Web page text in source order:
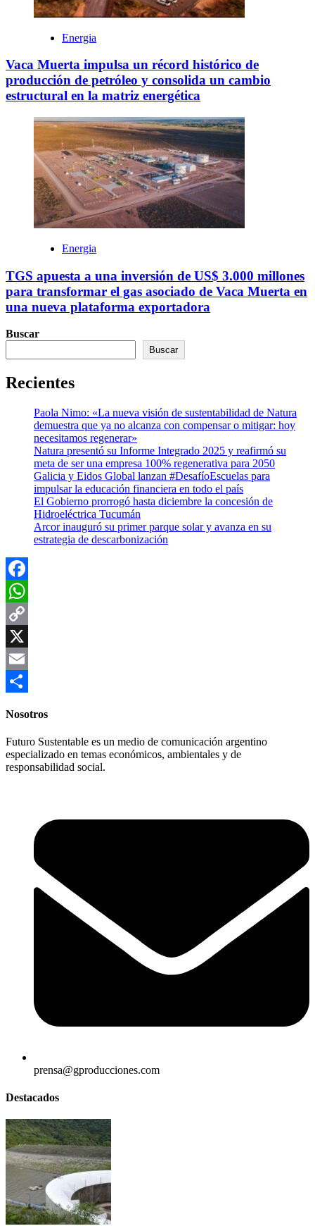
Energia
Vaca Muerta impulsa un récord histórico de
producción de petróleo y consolida un cambio
estructural en la matriz energética
Energia
TGS apuesta a una inversión de US$ 3.000 millones
para transformar el gas asociado de Vaca Muerta en
una nueva plataforma exportadora
Buscar
Buscar
Recientes
Paola Nimo: «La nueva visión de sustentabilidad de Natura
demuestra que ya no alcanza con compensar o mitigar: hoy
necesitamos regenerar»
Natura presentó su Informe Integrado 2025 y reafirmó su
meta de ser una empresa 100% regenerativa para 2050
Galicia y Eidos Global lanzan #DesafíoEscuelas para
impulsar la educación financiera en todo el país
El Gobierno prorrogó hasta diciembre la concesión de
Hidroeléctrica Tucumán
Arcor inauguró su primer parque solar y avanza en su
estrategia de descarbonización
Facebook
WhatsApp
Copy
Link
X
Email
Nosotros
Futuro Sustentable es un medio de comunicación argentino
especializado en temas económicos, ambientales y de
responsabilidad social.
prensa@gproducciones.com
Destacados